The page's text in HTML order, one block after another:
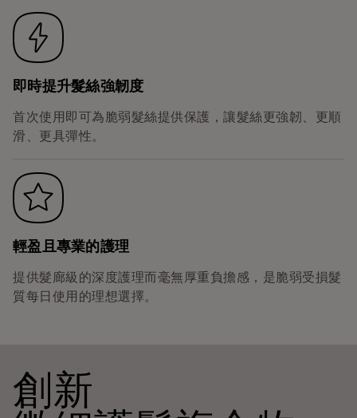
即時提升髮絲強韌度
首次使用即可為脆弱髮絲提供保護，讓髮絲更強韌、更順
滑、更具彈性。
輕盈且專業的護理
提供髮廊級的深度護理而毫無厚重負擔感，是脆弱受損髮
質每日使用的理想選擇。
創新